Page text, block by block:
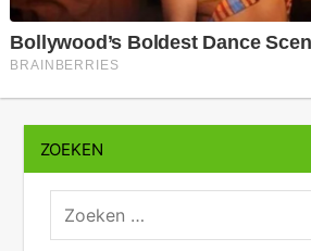
ZOEKEN
zoeken: